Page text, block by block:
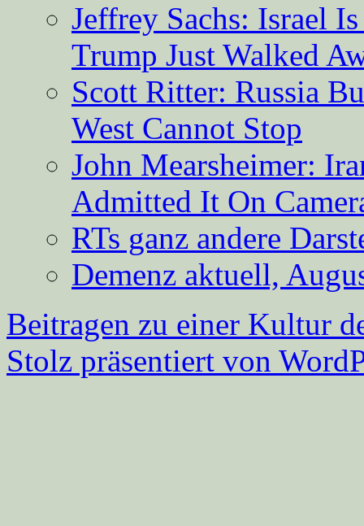
Jeffrey Sachs: Israel
Trump Just Walked
Scott Ritter: Russia
West Cannot Stop
John Mearsheimer:
Admitted It On
RTs ganz andere
Demenz aktuell,
Beitragen zu einer Kultur
Stolz präsentiert von